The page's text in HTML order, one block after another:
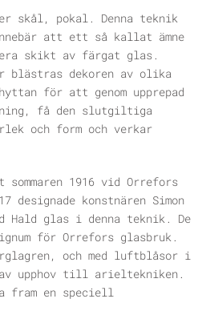
skål, pokal. Denna teknik
att ett så kallat ämne
skikt av färgat glas.
blästras dekoren av olika
för att genom upprepad
få den slutgiltiga
och form och verkar
sommaren 1916 vid Orrefors
konstnären Simon
Hald glas i denna teknik. De
för Orrefors glasbruk.
och med luftblåsor i
upphov till arieltekniken.
fram en speciell